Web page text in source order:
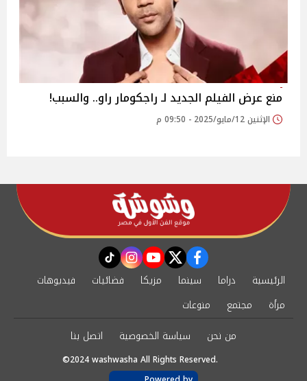
منع عرض الفيلم الجديد لـ راجكومار راو.. والسبب!
الإثنين 12/مايو/2025 - 09:50 م
facebook
twitter
youtube
instagram
tiktok
الرئيسية دراما سينما مزيكا فضائيات
فيديوهات
مرأة
مجتمع
منوعات
من نحن
سياسة الخصوصية اتصل بنا
©2024 washwasha All Rights Reserved.